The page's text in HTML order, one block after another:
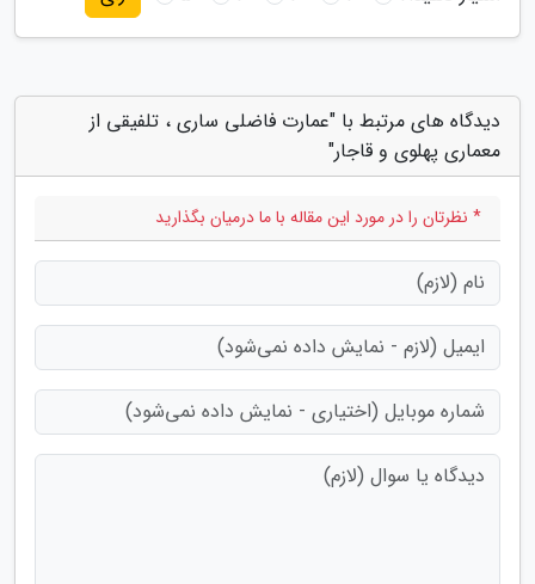
دیدگاه های مرتبط با "عمارت فاضلی ساری ، تلفیقی از
معماری پهلوی و قاجار"
* نظرتان را در مورد این مقاله با ما درمیان بگذارید